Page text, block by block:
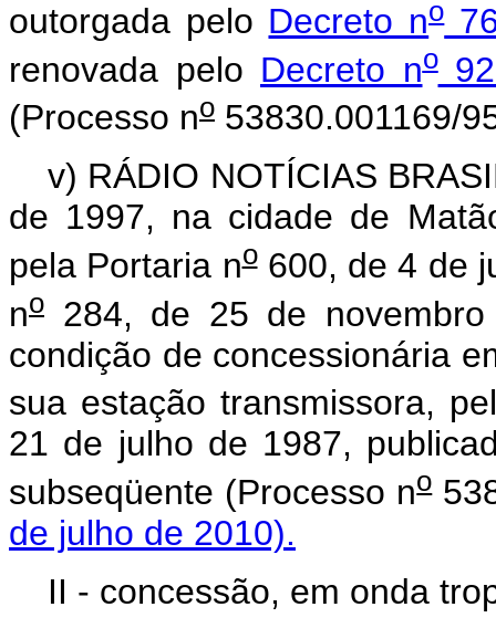
outorgada pelo Decreto no
renovada pelo Decreto no
(Processo no 53830.001169/
v) RÁDIO NOTÍCIAS
de 1997, na cidade de
pela Portaria no600, de 4 de
no 284, de 25 de
condição de concessionária
sua estação transmissora,
21 de julho de 1987,
subseqüente (Processo no
de julho de 2010).
II - concessão, em onda